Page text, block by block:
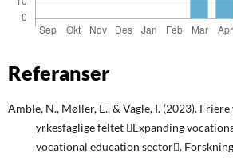
Referanser
Amble, N., Møller, E., & Vagle, I. (2023).
yrkesfaglige feltet Expanding
vocational education sector.